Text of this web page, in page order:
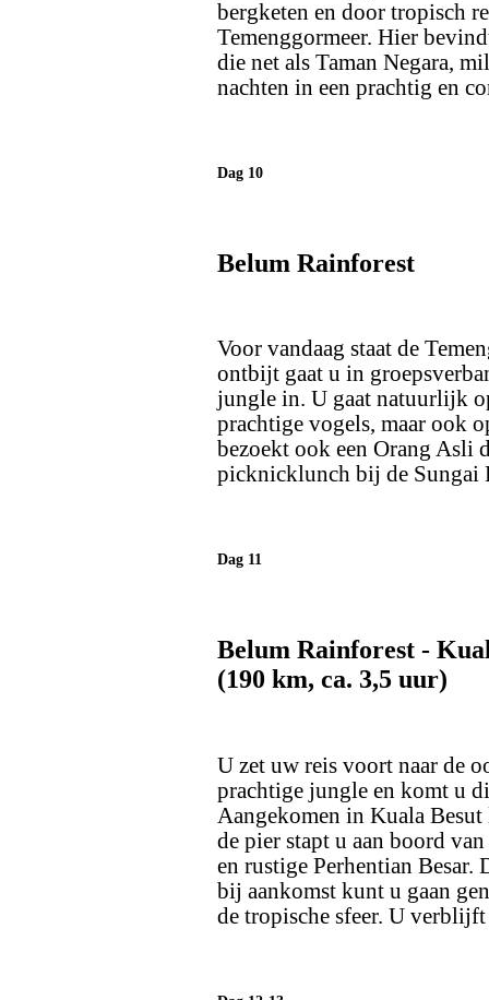
bergketen en door tropisch
Temenggormeer. Hier
die net als Taman Negara,
nachten in een prachtig en
Dag 10
Belum Rainforest
Voor vandaag staat de
ontbijt gaat u in
jungle in. U gaat natuurlijk
prachtige vogels, maar ook
bezoekt ook een Orang Asli
picknicklunch bij de Sungai
Dag 11
Belum Rainforest -
(190 km, ca. 3,5 uur)
U zet uw reis voort naar de
prachtige jungle en komt u
Aangekomen in Kuala
de pier stapt u aan boord
en rustige Perhentian
bij aankomst kunt u gaan
de tropische sfeer. U